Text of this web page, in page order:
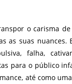
o carisma
as suas nuances.
falha,
para o público
até como